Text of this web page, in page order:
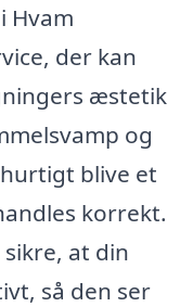
Hvam
der kan
æstetik
og
blive et
korrekt.
at din
så den ser